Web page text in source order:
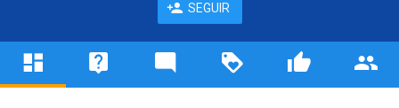
SEGUIR